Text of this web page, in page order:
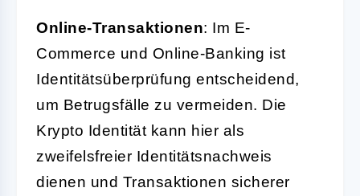
Online-Transaktionen: Im E-
Commerce und Online-Banking ist
Identitätsüberprüfung entscheidend,
um Betrugsfälle zu vermeiden. Die
Krypto Identität kann hier als
zweifelsfreier Identitätsnachweis
dienen und Transaktionen sicherer